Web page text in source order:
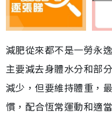
減肥從來都不是一勞永
主要減去身體水分和部
減少，但要維持體重，
慣，配合恆常運動和適